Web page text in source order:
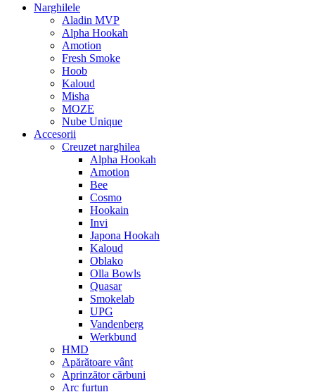
Narghilele
Aladin MVP
Alpha Hookah
Amotion
Fresh Smoke
Hoob
Kaloud
Misha
MOZE
Nube Unique
Accesorii
Creuzet narghilea
Alpha Hookah
Amotion
Bee
Cosmo
Hookain
Invi
Japona Hookah
Kaloud
Oblako
Olla Bowls
Quasar
Smokelab
UPG
Vandenberg
Werkbund
HMD
Apărătoare vânt
Aprinzător cărbuni
Arc furtun